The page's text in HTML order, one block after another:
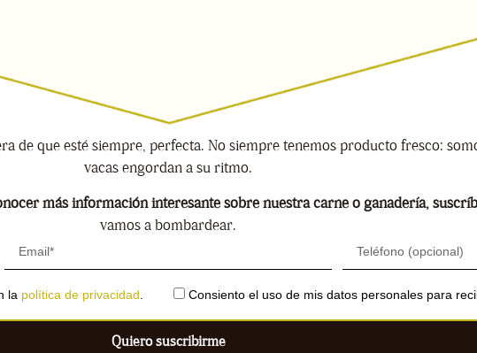
de que esté siempre, perfecta. No siempre tenemos producto fresco:
vacas engordan a su ritmo.
más información interesante sobre nuestra carne o ganadería,
vamos a bombardear.
la política de privacidad. Consiento el uso de mis datos personales para
Quiero suscribirme